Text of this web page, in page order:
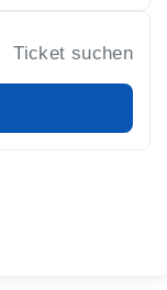
Ticket suchen